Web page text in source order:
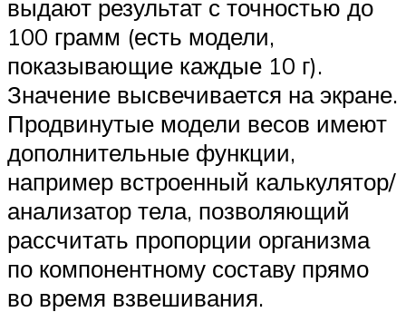
выдают результат с точностью до
100 грамм (есть модели,
показывающие каждые 10 г).
Значение высвечивается на экране.
Продвинутые модели весов имеют
дополнительные функции,
например встроенный калькулятор/
анализатор тела, позволяющий
рассчитать пропорции организма
по компонентному составу прямо
во время взвешивания.